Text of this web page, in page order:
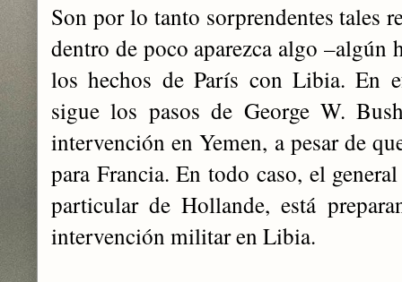
Son por lo tanto sorprendentes tales
dentro de poco aparezca algo
los hechos de París con Libia. En
sigue los pasos de George W.
intervención en Yemen, a pesar de
para Francia. En todo caso, el
particular de Hollande, está
intervención militar en Libia.